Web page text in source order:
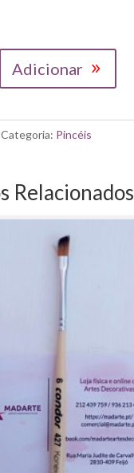
Adicionar
Categoria: Pincéis
Relacionados